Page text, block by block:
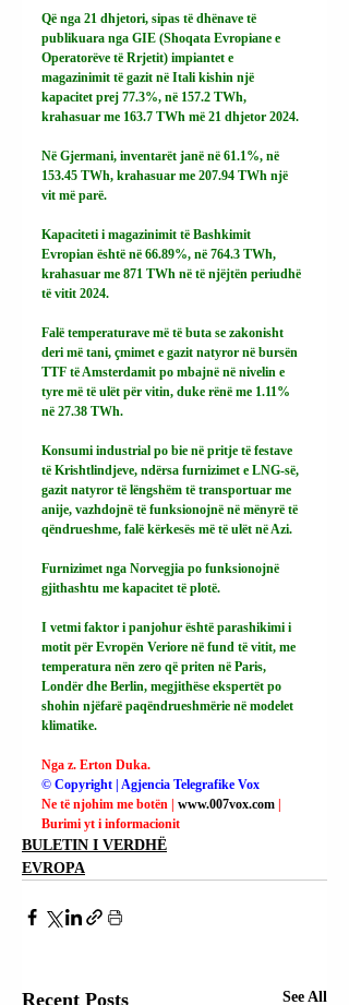
Që nga 21 dhjetori, sipas të dhënave të
publikuara nga GIE (Shoqata Evropiane e
Operatorëve të Rrjetit) impiantet e
magazinimit të gazit në Itali kishin një
kapacitet prej 77.3%, në 157.2 TWh,
krahasuar me 163.7 TWh më 21 dhjetor 2024.
Në Gjermani, inventarët janë në 61.1%, në
153.45 TWh, krahasuar me 207.94 TWh një
vit më parë.
Kapaciteti i magazinimit të Bashkimit
Evropian është në 66.89%, në 764.3 TWh,
krahasuar me 871 TWh në të njëjtën periudhë
të vitit 2024.
Falë temperaturave më të buta se zakonisht
deri më tani, çmimet e gazit natyror në bursën
TTF të Amsterdamit po mbajnë në nivelin e
tyre më të ulët për vitin, duke rënë me 1.11%
në 27.38 TWh.
Konsumi industrial po bie në pritje të festave
të Krishtlindjeve, ndërsa furnizimet e LNG-së,
gazit natyror të lëngshëm të transportuar me
anije, vazhdojnë të funksionojnë në mënyrë të
qëndrueshme, falë kërkesës më të ulët në Azi.
Furnizimet nga Norvegjia po funksionojnë
gjithashtu me kapacitet të plotë.
I vetmi faktor i panjohur është parashikimi i
motit për Evropën Veriore në fund të vitit, me
temperatura nën zero që priten në Paris,
Londër dhe Berlin, megjithëse ekspertët po
shohin njëfarë paqëndrueshmërie në modelet
klimatike.
Nga z. Erton Duka.
© Copyright | Agjencia Telegrafike Vox
Ne të njohim me botën | www.007vox.com
Burimi yt i informacionit
BULETIN I VERDHË
EVROPA
Recent Posts See All